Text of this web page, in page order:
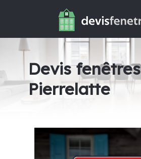
Devis fenêtres
Pierrelatte